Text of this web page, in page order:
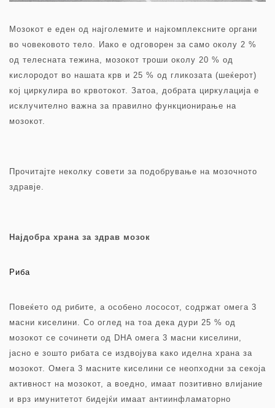
Мозокот е еден од најголемите и најкомплексните органи
во човековото тело. Иако е одговорен за само околу 2 %
од телесната тежина, мозокот троши околу 20 % од
кислородот во нашата крв и 25 % од гликозата (шеќерот)
кој циркулира во крвотокот. Затоа, добрата циркулација е
исклучително важна за правилно функционирање на
мозокот.
Прочитајте неколку совети за подобрување на мозочното
здравје.
Најдобра храна за здрав мозок
Риба
Повеќето од рибите, a особено лососот, содржат омега 3
масни киселини. Со оглед на тоа дека дури 25 % од
мозокот се сочинети од DHA омега 3 масни киселини,
јасно е зошто рибата се издвојува како иделна храна за
мозокот. Омега 3 масните киселини се неопходни за секоја
активност на мозокот, а воедно, имаат позитивно влијание
и врз имунитетот бидејќи имаат антиинфламаторно